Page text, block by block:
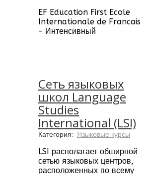
EF Education First Ecole
Internationale de Francais
- Интенсивный
понедельник
Уровень языка:От
начального до продвинутого
Длительность обучения
французскому и другим
языкам за рубежом:от 2
до 52 недель
Курс рекомендован для:
Сеть языковых
школ Language
Studies
International (LSI)
Категория: Языковые курсы
LSI располагает обширной
сетью языковых центров,
расположенных по всему